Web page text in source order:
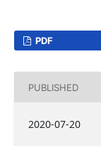
PDF
PUBLISHED
2020-07-20